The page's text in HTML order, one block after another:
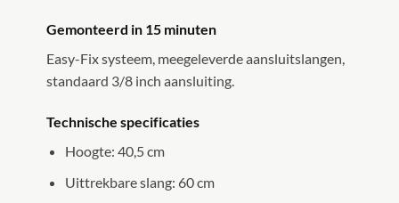
Gemonteerd in 15 minuten
Easy-Fix systeem, meegeleverde aansluitslangen,
standaard 3/8 inch aansluiting.
Technische specificaties
Hoogte: 40,5 cm
Uittrekbare slang: 60 cm